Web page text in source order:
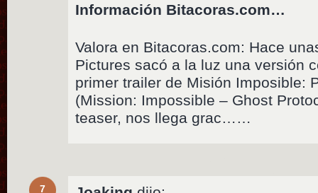
Información Bitacoras.com…
Valora en Bitacoras.com: Hace
Pictures sacó a la luz una versión
primer trailer de Misión Imposible:
(Mission: Impossible – Ghost
teaser, nos llega grac……
7